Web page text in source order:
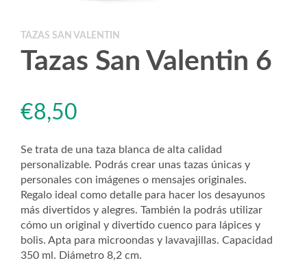
TAZAS SAN VALENTIN
Tazas San Valentin 6
€8,50
Se trata de una taza blanca de alta calidad
personalizable. Podrás crear unas tazas únicas y
personales con imágenes o mensajes originales.
Regalo ideal como detalle para hacer los desayunos
más divertidos y alegres. También la podrás utilizar
cómo un original y divertido cuenco para lápices y
bolis. Apta para microondas y lavavajillas. Capacidad
350 ml. Diámetro 8,2 cm.